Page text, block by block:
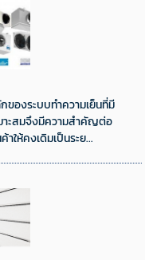
องระบบทำความเย็นที่มี
าะสมจึงมีความสำคัญต่อ
ให้คงเดิมเป็นระย...